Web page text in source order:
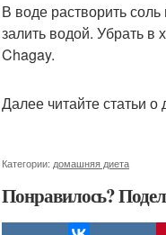
В воде растворить
залить водой. Убрать в
Chagay.
Далее читайте статьи
Категории: домашняя диета
Понравилось?